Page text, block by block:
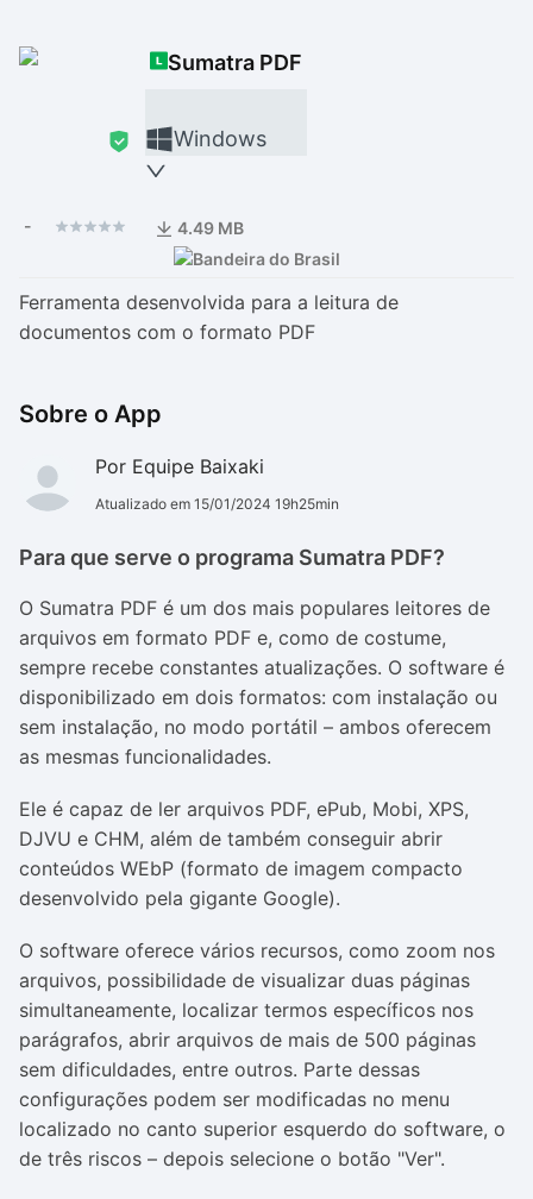
Sumatra PDF
Windows
- 4.49 MB
Ferramenta desenvolvida para a leitura de
documentos com o formato PDF
Sobre o App
Por Equipe Baixaki
Atualizado em 15/01/2024 19h25min
Para que serve o programa Sumatra PDF?
O Sumatra PDF é um dos mais populares leitores de
arquivos em formato PDF e, como de costume,
sempre recebe constantes atualizações. O software é
disponibilizado em dois formatos: com instalação ou
sem instalação, no modo portátil – ambos oferecem
as mesmas funcionalidades.
Ele é capaz de ler arquivos PDF, ePub, Mobi, XPS,
DJVU e CHM, além de também conseguir abrir
conteúdos WEbP (formato de imagem compacto
desenvolvido pela gigante Google).
O software oferece vários recursos, como zoom nos
arquivos, possibilidade de visualizar duas páginas
simultaneamente, localizar termos específicos nos
parágrafos, abrir arquivos de mais de 500 páginas
sem dificuldades, entre outros. Parte dessas
configurações podem ser modificadas no menu
localizado no canto superior esquerdo do software, o
de três riscos – depois selecione o botão "Ver".